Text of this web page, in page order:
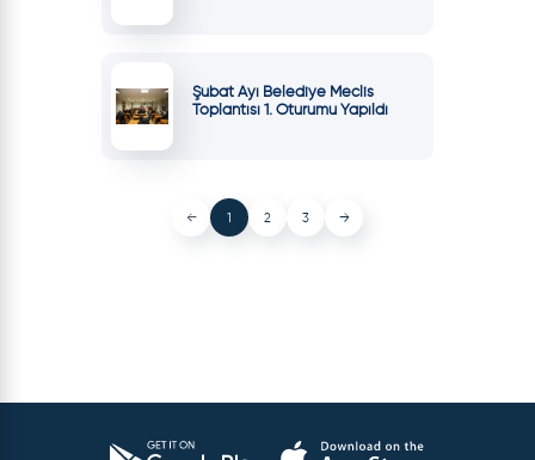
Şubat Ayı Belediye Meclis
Toplantısı 1. Oturumu Yapıldı
← 1 2 3 →